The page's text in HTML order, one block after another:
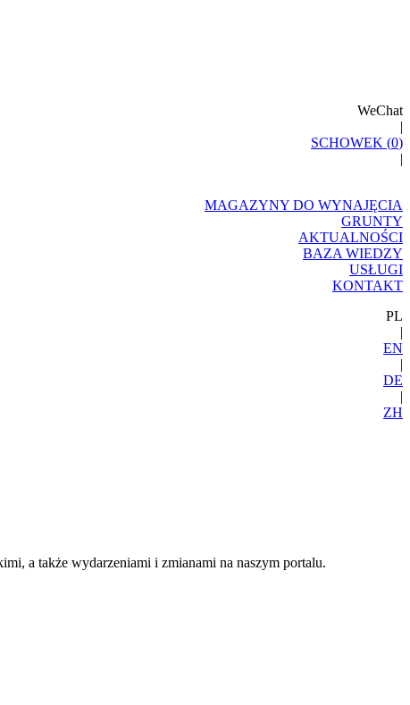
WeChat
|
SCHOWEK (0)
|
MAGAZYNY DO WYNAJĘCIA
GRUNTY
AKTUALNOŚCI
BAZA WIEDZY
USŁUGI
KONTAKT
PL
|
EN
|
DE
|
ZH
a także wydarzeniami i zmianami na naszym portalu.